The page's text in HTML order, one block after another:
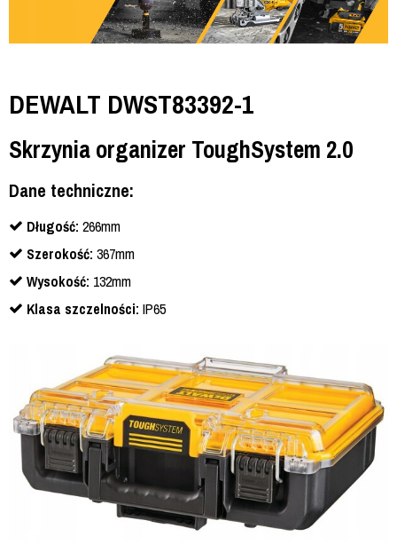
DEWALT DWST83392-1
Skrzynia organizer ToughSystem 2.0
Dane techniczne:
Długość: 266mm
Szerokość: 367mm
Wysokość: 132mm
Klasa szczelności: IP65